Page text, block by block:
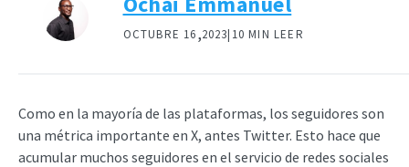
OCTUBRE 16,2023| 10 MIN LEER
Como en la mayoría de las plataformas, los seguidores son
una métrica importante en X, antes Twitter. Esto hace que
acumular muchos seguidores en el servicio de redes sociales